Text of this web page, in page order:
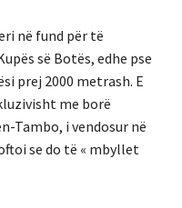
në fund për të
së Botës, edhe pse
prej 2000 metrash. E
me borë
Tambo, i vendosur në
se do të « mbyllet